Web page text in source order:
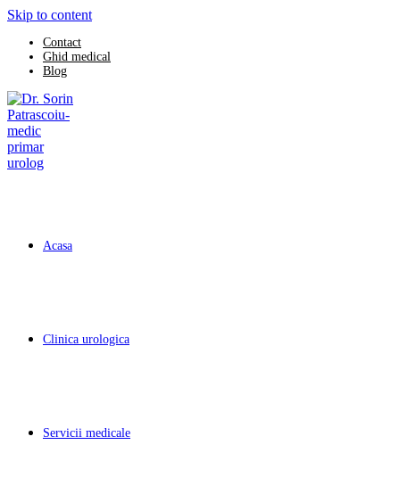
Skip to content
Contact
Ghid medical
Blog
Acasa
Clinica urologica
Servicii medicale